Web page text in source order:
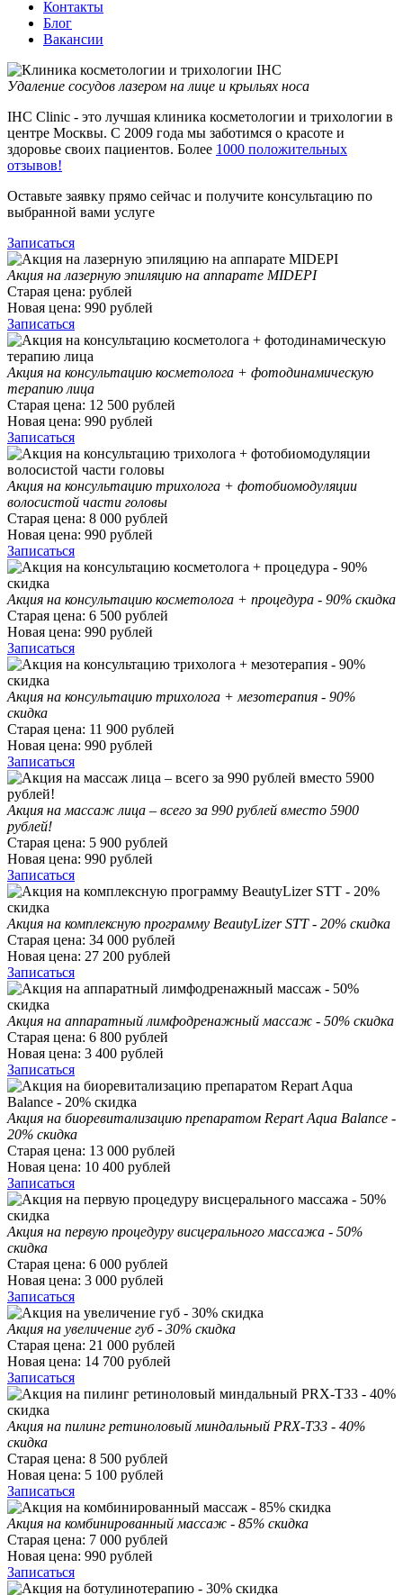
Контакты
Блог
Вакансии
Удаление сосудов лазером на лице и крыльях носа
IHC Clinic - это лучшая клиника косметологии и трихологии в
центре Москвы. С 2009 года мы заботимся о красоте и
здоровье своих пациентов. Более 1000 положительных
отзывов!
Оставьте заявку прямо сейчас и получите консультацию по
выбранной вами услуге
Записаться
Акция на лазерную эпиляцию на аппарате MIDEPI
Старая цена: рублей
Новая цена: 990 рублей
Записаться
Акция на консультацию косметолога + фотодинамическую
терапию лица
Старая цена: 12 500 рублей
Новая цена: 990 рублей
Записаться
Акция на консультацию трихолога + фотобиомодуляции
волосистой части головы
Старая цена: 8 000 рублей
Новая цена: 990 рублей
Записаться
Акция на консультацию косметолога + процедура - 90% скидка
Старая цена: 6 500 рублей
Новая цена: 990 рублей
Записаться
Акция на консультацию трихолога + мезотерапия - 90%
скидка
Старая цена: 11 900 рублей
Новая цена: 990 рублей
Записаться
Акция на массаж лица – всего за 990 рублей вместо 5900
рублей!
Старая цена: 5 900 рублей
Новая цена: 990 рублей
Записаться
Акция на комплексную программу BeautyLizer STT - 20% скидка
Старая цена: 34 000 рублей
Новая цена: 27 200 рублей
Записаться
Акция на аппаратный лимфодренажный массаж - 50% скидка
Старая цена: 6 800 рублей
Новая цена: 3 400 рублей
Записаться
Акция на биоревитализацию препаратом Repart Aqua Balance -
20% скидка
Старая цена: 13 000 рублей
Новая цена: 10 400 рублей
Записаться
Акция на первую процедуру висцерального массажа - 50%
скидка
Старая цена: 6 000 рублей
Новая цена: 3 000 рублей
Записаться
Акция на увеличение губ - 30% скидка
Старая цена: 21 000 рублей
Новая цена: 14 700 рублей
Записаться
Акция на пилинг ретиноловый миндальный PRX-T33 - 40%
скидка
Старая цена: 8 500 рублей
Новая цена: 5 100 рублей
Записаться
Акция на комбинированный массаж - 85% скидка
Старая цена: 7 000 рублей
Новая цена: 990 рублей
Записаться